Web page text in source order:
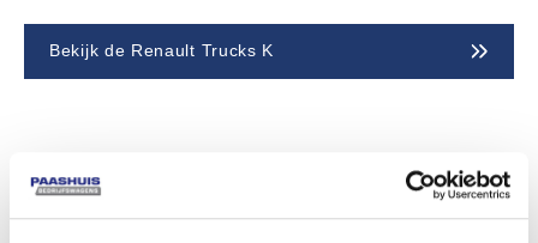
Bekijk de Renault Trucks K
Meer weten over de Renault Trucks
K?